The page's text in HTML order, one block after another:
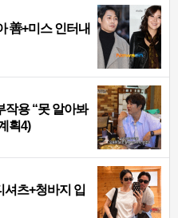
善+미스 인터내
용 “못 알아봐
획4)
셔츠+청바지 입